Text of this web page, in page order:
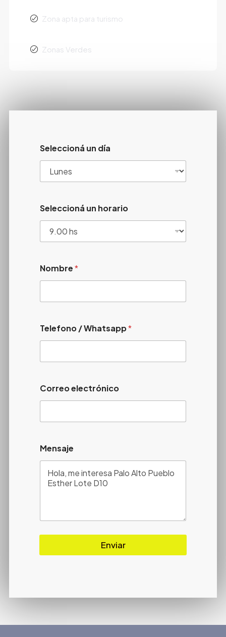
Zona apta para turismo
Zonas Verdes
Seleccioná un día
Seleccioná un horario
Nombre*
Telefono / Whatsapp*
Correo electrónico
Mensaje
Enviar